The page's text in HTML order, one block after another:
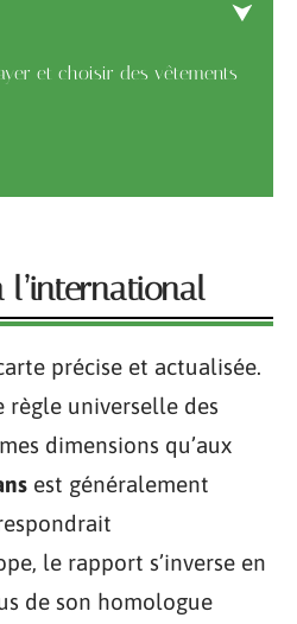
et choisir des vêtements
l’international
précise et actualisée.
règle universelle des
dimensions qu’aux
est généralement
le rapport s’inverse en
de son homologue